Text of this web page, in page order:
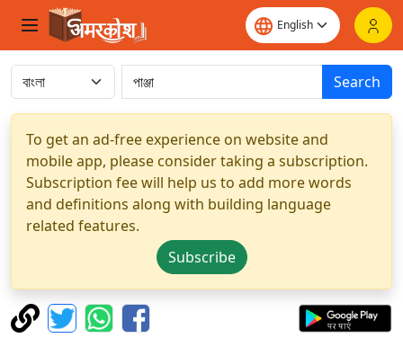
Search
To get an ad-free experience on website and
mobile app, please consider taking a subscription.
Subscription fee will help us to add more words
and definitions along with building language
related features.
Subscribe